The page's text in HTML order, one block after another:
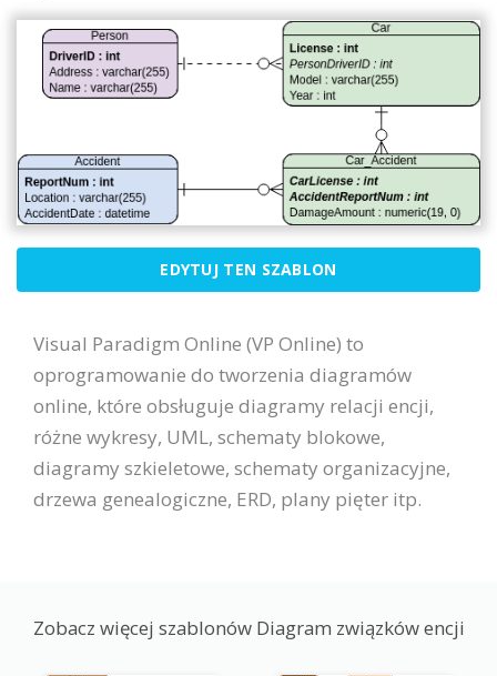
EDYTUJ TEN SZABLON
Visual Paradigm Online (VP Online) to
oprogramowanie do tworzenia diagramów
online, które obsługuje diagramy relacji encji,
różne wykresy, UML, schematy blokowe,
diagramy szkieletowe, schematy organizacyjne,
drzewa genealogiczne, ERD, plany pięter itp.
Zobacz więcej szablonów Diagram związków encji